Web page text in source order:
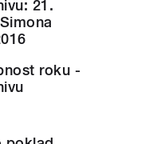
21.
roku -